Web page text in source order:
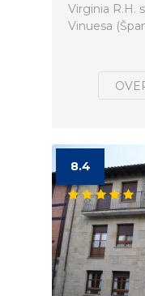
Virginia R.H.
Vinuesa
8.4